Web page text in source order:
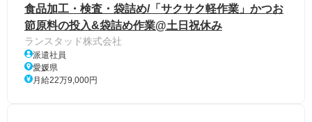
食品加工・検査・袋詰め/「サクサク軽作業」かつお
節原料の投入&袋詰め作業@土日祝休み
ランスタッド株式会社
派遣社員
愛媛県
月給22万9,000円